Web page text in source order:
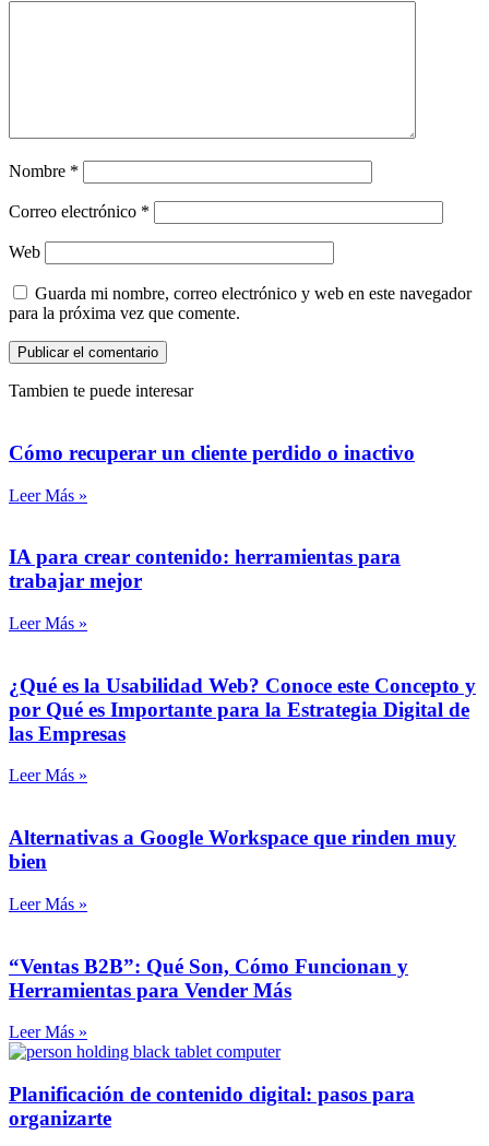
Nombre *
Correo electrónico *
Web
Guarda mi nombre, correo electrónico y web en este navegador
para la próxima vez que comente.
Tambien te puede interesar
Cómo recuperar un cliente perdido o inactivo
Leer Más »
IA para crear contenido: herramientas para
trabajar mejor
Leer Más »
¿Qué es la Usabilidad Web? Conoce este Concepto y
por Qué es Importante para la Estrategia Digital de
las Empresas
Leer Más »
Alternativas a Google Workspace que rinden muy
bien
Leer Más »
“Ventas B2B”: Qué Son, Cómo Funcionan y
Herramientas para Vender Más
Leer Más »
Planificación de contenido digital: pasos para
organizarte